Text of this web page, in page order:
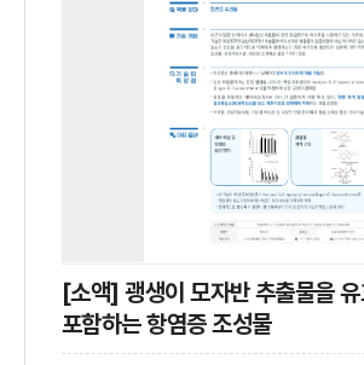
[소액] 괭생이 모자반 추출물을
포함하는 항염증 조성물